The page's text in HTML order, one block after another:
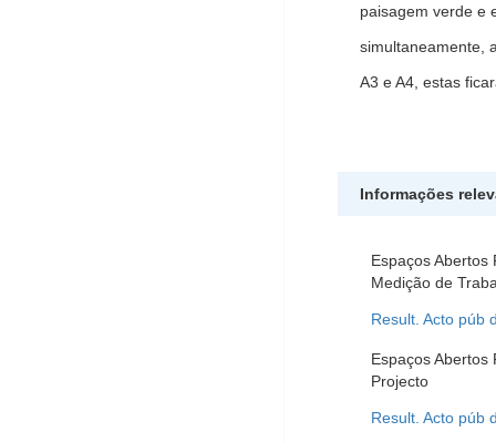
paisagem verde e
simultaneamente,
A3 e A4, estas
Informações
Espaços Abertos
Medição de
Result. Acto púb
Espaços Abertos
Projecto
Result. Acto púb